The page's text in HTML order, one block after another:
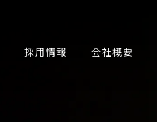
採用情報 会社概要